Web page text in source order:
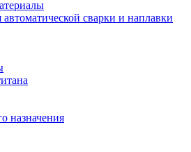
сварки и наплавки
назначения